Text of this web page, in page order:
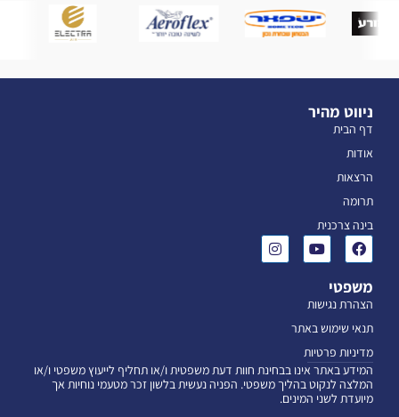
ניווט מהיר
דף הבית
אודות
הרצאות
תרומה
בינה צרכנית
משפטי
הצהרת נגישות
תנאי שימוש באתר
מדיניות פרטיות
המידע באתר אינו בבחינת חוות דעת משפטית ו/או תחליף לייעוץ משפטי ו/או
המלצה לנקוט בהליך משפטי. הפניה נעשית בלשון זכר מטעמי נוחיות אך
מיועדת לשני המינים.